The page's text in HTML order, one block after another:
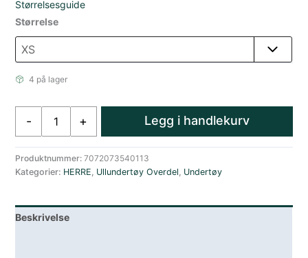
Størrelsesguide
Størrelse
4 på lager
-
Hide
Half
Overdel
Ulltrøye
+ Legg i handlekurv
Produktnummer:7072073540113
Kategorier: HERRE, Ullundertøy Overdel, Undertøy
Beskrivelse